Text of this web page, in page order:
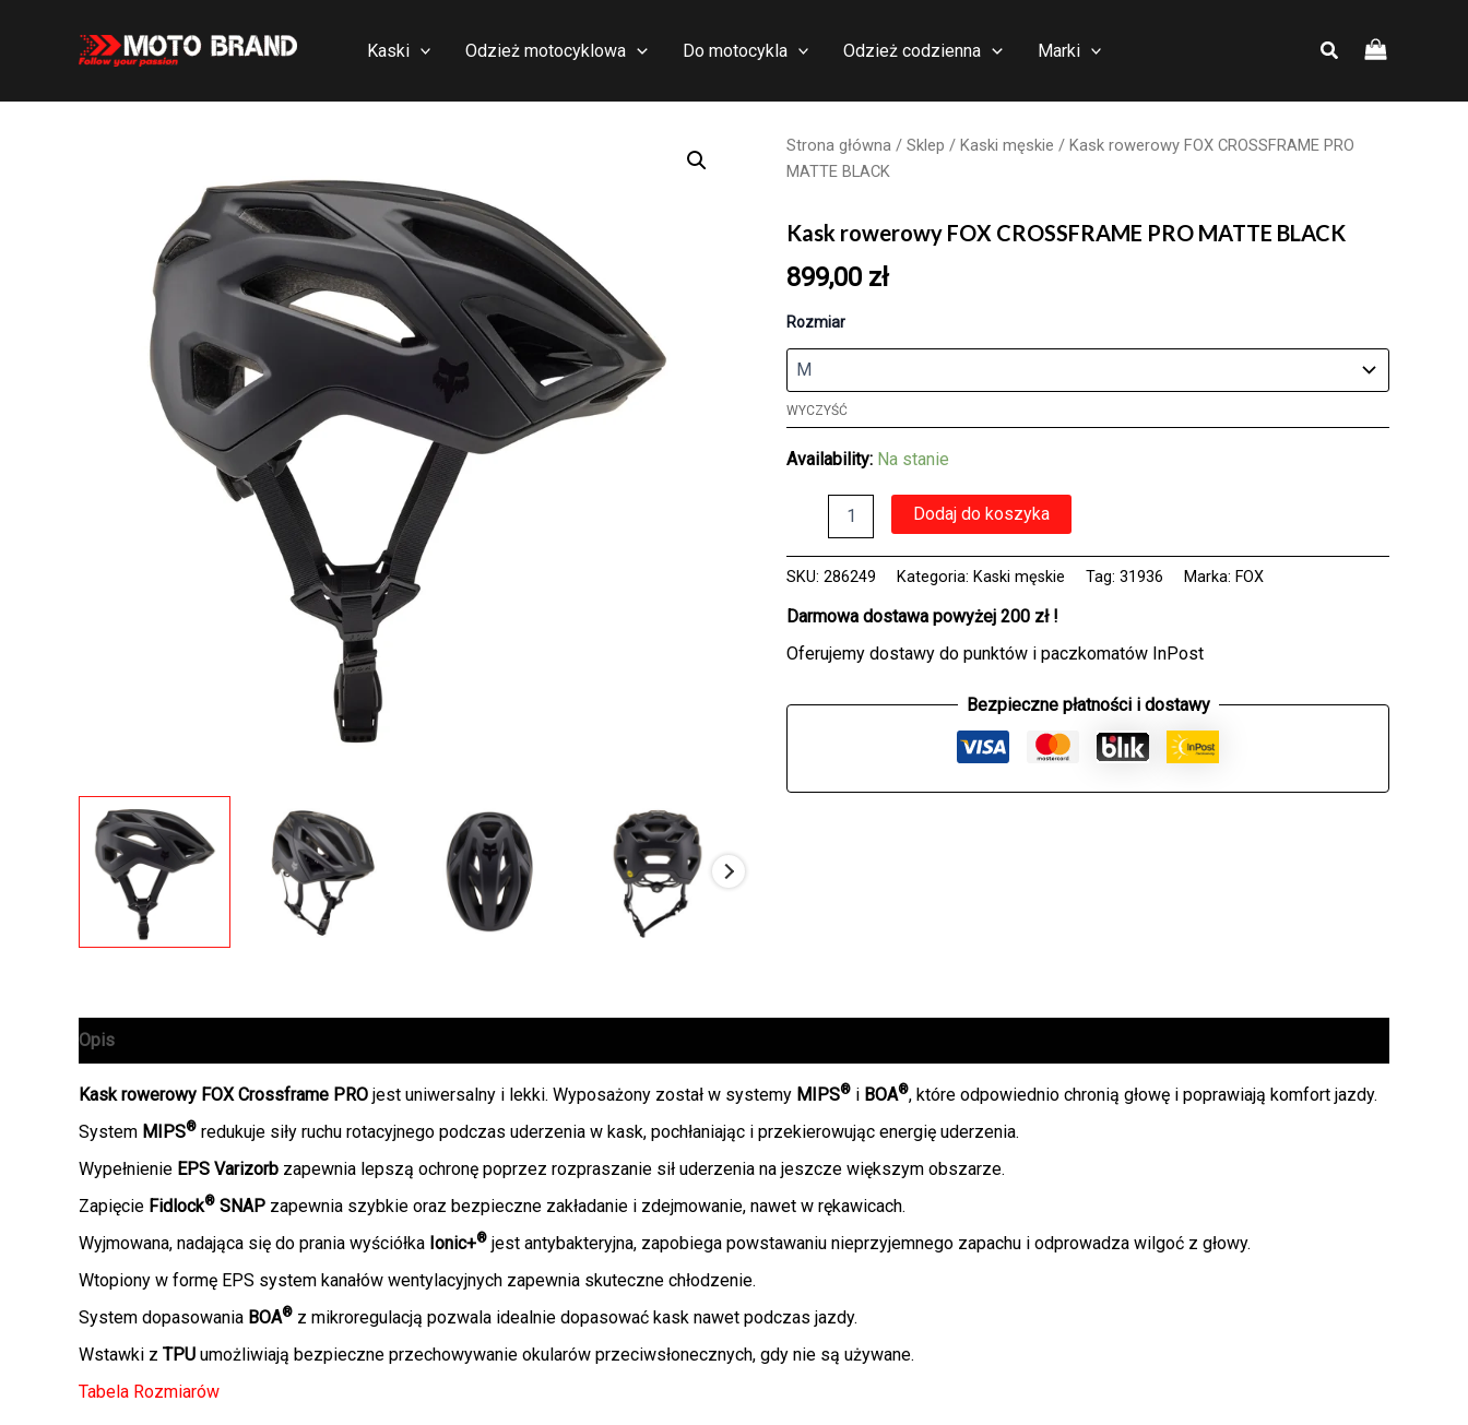
Kaski Odzież motocyklowa Do motocykla Odzież codzienna Marki
Strona główna / Sklep / Kaski męskie / Kask rowerowy FOX CROSSFRAME PRO
MATTE BLACK
Kask rowerowy FOX CROSSFRAME PRO MATTE BLACK
899,00 zł
Rozmiar
WYCZYŚĆ
Availability: Na stanie
FOX
PRO
BLACK
Dodaj do koszyka
SKU: 286249 Kategoria: Kaski męskie Tag: 31936 Marka: FOX
Darmowa dostawa powyżej 200 zł !
Oferujemy dostawy do punktów i paczkomatów InPost
Bezpieczne płatności i dostawy
Opis
Kask rowerowy FOX Crossframe PRO jest uniwersalny i lekki. Wyposażony został w systemy MIPS® i BOA®, które odpowiednio chronią głowę i poprawiają komfort jazdy.
System MIPS® redukuje siły ruchu rotacyjnego podczas uderzenia w kask, pochłaniając i przekierowując energię uderzenia.
Wypełnienie EPS Varizorb zapewnia lepszą ochronę poprzez rozpraszanie sił uderzenia na jeszcze większym obszarze.
Zapięcie Fidlock® SNAP zapewnia szybkie oraz bezpieczne zakładanie i zdejmowanie, nawet w rękawicach.
Wyjmowana, nadająca się do prania wyściółka Ionic+® jest antybakteryjna, zapobiega powstawaniu nieprzyjemnego zapachu i odprowadza wilgoć z głowy.
Wtopiony w formę EPS system kanałów wentylacyjnych zapewnia skuteczne chłodzenie.
System dopasowania BOA® z mikroregulacją pozwala idealnie dopasować kask nawet podczas jazdy.
Wstawki z TPU umożliwiają bezpieczne przechowywanie okularów przeciwsłonecznych, gdy nie są używane.
Tabela Rozmiarów